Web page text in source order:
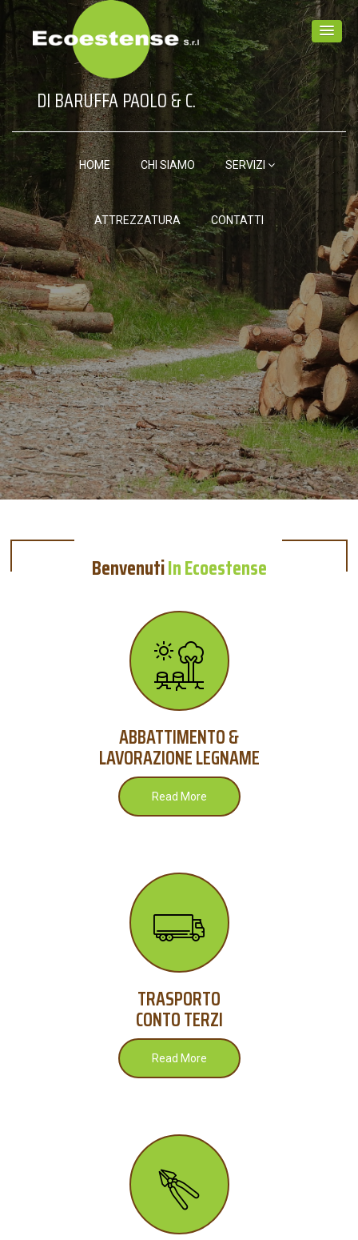
DI BARUFFA PAOLO & C.
HOME CHI SIAMO SERVIZI
ATTREZZATURA CONTATTI
BenvenutiIn Ecoestense
ABBATTIMENTO &
LAVORAZIONE LEGNAME
Read More
TRASPORTO
CONTO TERZI
Read More